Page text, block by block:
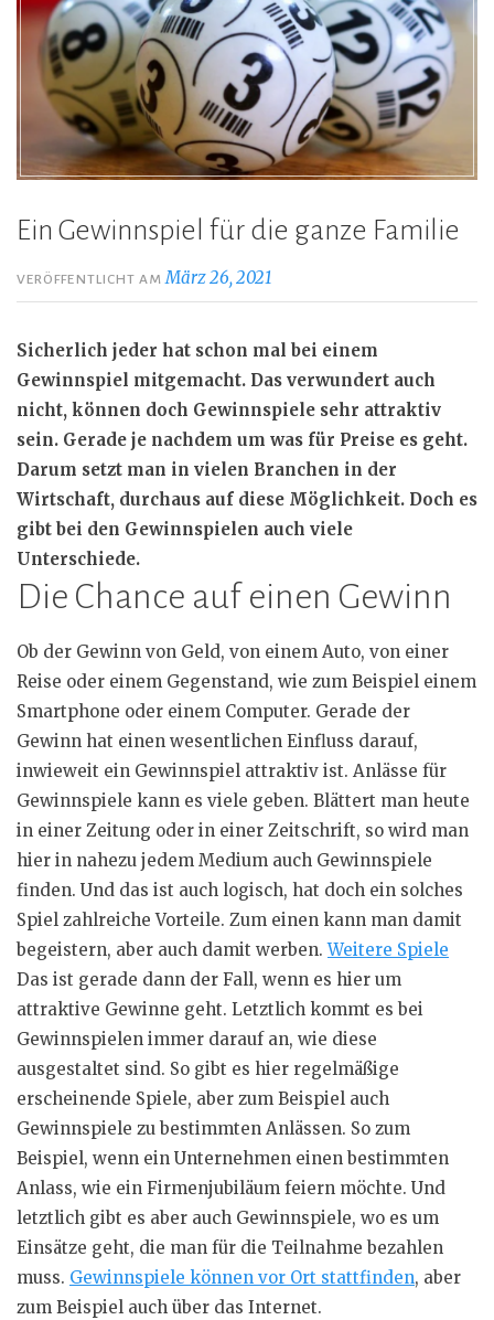
Ein Gewinnspiel für die ganze Familie
VERÖFFENTLICHT AMMärz 26, 2021
Sicherlich jeder hat schon mal bei einem
Gewinnspiel mitgemacht. Das verwundert auch
nicht, können doch Gewinnspiele sehr attraktiv
sein. Gerade je nachdem um was für Preise es geht.
Darum setzt man in vielen Branchen in der
Wirtschaft, durchaus auf diese Möglichkeit. Doch es
gibt bei den Gewinnspielen auch viele
Unterschiede.
Die Chance auf einen Gewinn
Ob der Gewinn von Geld, von einem Auto, von einer
Reise oder einem Gegenstand, wie zum Beispiel einem
Smartphone oder einem Computer. Gerade der
Gewinn hat einen wesentlichen Einfluss darauf,
inwieweit ein Gewinnspiel attraktiv ist. Anlässe für
Gewinnspiele kann es viele geben. Blättert man heute
in einer Zeitung oder in einer Zeitschrift, so wird man
hier in nahezu jedem Medium auch Gewinnspiele
finden. Und das ist auch logisch, hat doch ein solches
Spiel zahlreiche Vorteile. Zum einen kann man damit
begeistern, aber auch damit werben.Weitere Spiele
Das ist gerade dann der Fall, wenn es hier um
attraktive Gewinne geht. Letztlich kommt es bei
Gewinnspielen immer darauf an, wie diese
ausgestaltet sind. So gibt es hier regelmäßige
erscheinende Spiele, aber zum Beispiel auch
Gewinnspiele zu bestimmten Anlässen. So zum
Beispiel, wenn ein Unternehmen einen bestimmten
Anlass, wie ein Firmenjubiläum feiern möchte. Und
letztlich gibt es aber auch Gewinnspiele, wo es um
Einsätze geht, die man für die Teilnahme bezahlen
muss. Gewinnspiele können vor Ort stattfinden, aber
zum Beispiel auch über das Internet.